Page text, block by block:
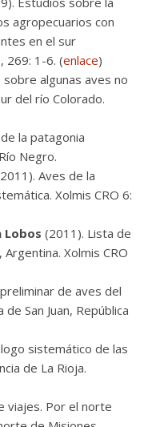
agropecuarios con
en el sur
269: 1-6. (enlace)
algunas aves no
del río Colorado.
la patagonia
Negro.
Aves de la
Xolmis CRO 6:
Lobos (2011). Lista de
Argentina. Xolmis CRO
de aves del
San Juan, República
sistemático de las
de La Rioja.
viajes. Por el norte